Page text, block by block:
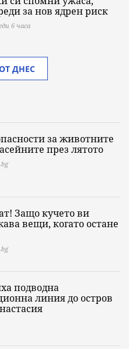
за нов ядрен риск
6 часа
ДНЕС
за животните
през лятото
Защо кучето ви
вещи, когато остане
подводна
линия до остров